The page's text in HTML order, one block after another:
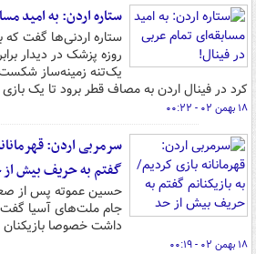
ستاره اردن: به امید
روزه پزشک در دیدار
یک‌تنه زمینه‌ساز شکست
کرد در فینال اردن به مصاف قطر برود تا یک بازی
۱۸ بهمن ۰۲ - ۰۰:۲۲
سرمربی اردن:
گفتم به حریف بیش از
حسین عموته پس از
جام ملت‌های آسیا
داشت خصوصا
۱۸ بهمن ۰۲ - ۰۰:۱۹